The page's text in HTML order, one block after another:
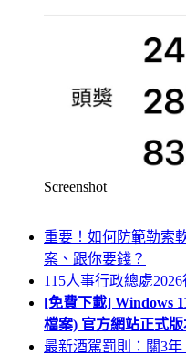
Screenshot
重要！如何防範勒索
案、跟你要錢？
115人事行政總處
[免費下載] Windows
檔案) 官方網站正式版
最新酒駕罰則：關3